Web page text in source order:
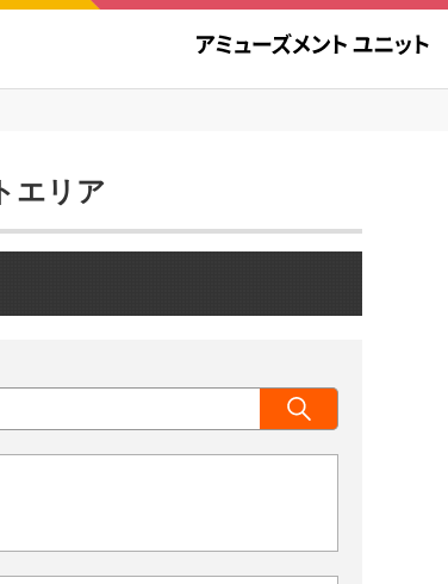
エリア